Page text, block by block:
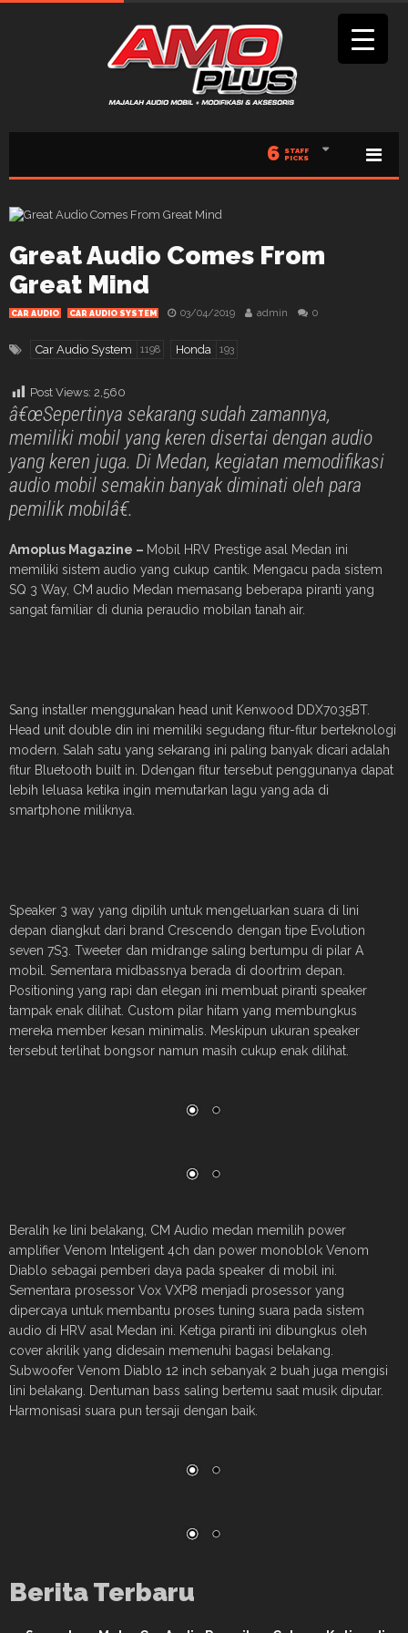
6 STAFF
PICKS
Great Audio Comes From
Great Mind
CAR AUDIO CAR AUDIO SYSTEM 03/04/2019 admin 0
Car Audio System 1198 Honda 193
Post Views: 2,560
â€œSepertinya sekarang sudah zamannya,
memiliki mobil yang keren disertai dengan audio
yang keren juga. Di Medan, kegiatan memodifikasi
audio mobil semakin banyak diminati oleh para
pemilik mobilâ€.
Amoplus Magazine – Mobil HRV Prestige asal Medan ini
memiliki sistem audio yang cukup cantik. Mengacu pada sistem
SQ 3 Way, CM audio Medan memasang beberapa piranti yang
sangat familiar di dunia peraudio mobilan tanah air.
Sang installer menggunakan head unit Kenwood DDX7035BT.
Head unit double din ini memiliki segudang fitur-fitur berteknologi
modern. Salah satu yang sekarang ini paling banyak dicari adalah
fitur Bluetooth built in. Ddengan fitur tersebut penggunanya dapat
lebih leluasa ketika ingin memutarkan lagu yang ada di
smartphone miliknya.
Speaker 3 way yang dipilih untuk mengeluarkan suara di lini
depan diangkut dari brand Crescendo dengan tipe Evolution
seven 7S3. Tweeter dan midrange saling bertumpu di pilar A
mobil. Sementara midbassnya berada di doortrim depan.
Positioning yang rapi dan elegan ini membuat piranti speaker
tampak enak dilihat. Custom pilar hitam yang membungkus
mereka member kesan minimalis. Meskipun ukuran speaker
tersebut terlihat bongsor namun masih cukup enak dilihat.
Beralih ke lini belakang, CM Audio medan memilih power
amplifier Venom Inteligent 4ch dan power monoblok Venom
Diablo sebagai pemberi daya pada speaker di mobil ini.
Sementara prosessor Vox VXP8 menjadi prosessor yang
dipercaya untuk membantu proses tuning suara pada sistem
audio di HRV asal Medan ini. Ketiga piranti ini dibungkus oleh
cover akrilik yang didesain memenuhi bagasi belakang.
Subwoofer Venom Diablo 12 inch sebanyak 2 buah juga mengisi
lini belakang. Dentuman bass saling bertemu saat musik diputar.
Harmonisasi suara pun tersaji dengan baik.
Berita Terbaru